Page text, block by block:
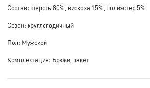
Состав: шерсть 80%, вискоза 15%, полиэстер 5%
Сезон: круглогодичный
Пол: Мужской
Комплектация: Брюки, пакет